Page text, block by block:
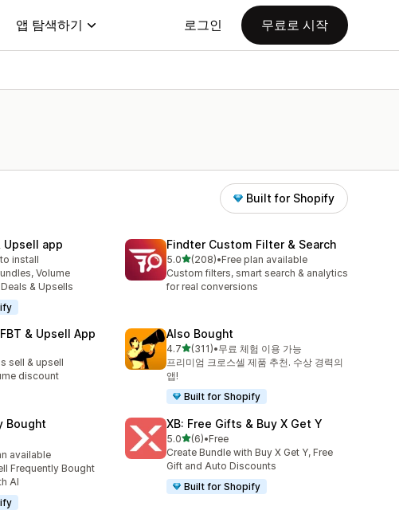
앱 탐색하기 로그인 무료로 시작
Built for Shopify
Upsell app
install
Volume
& Upsells
Findter Custom Filter & Search
5.0별 5개 중
(208)
총 리뷰 208개
•Free plan available
Custom filters, smart search & analytics
for real conversions
& Upsell App
sell & upsell
discount
Also Bought
4.7별 5개 중
(311)
총 리뷰 311개
•무료 체험 이용 가능
프리미엄 크로스셀 제품 추천. 수상 경력의
앱!
Built for Shopify
Bought
available
Frequently Bought
AI
XB: Free Gifts & Buy X Get Y
5.0별 5개 중
(6)
총 리뷰 6개
•Free
Create Bundle with Buy X Get Y, Free
Gift and Auto Discounts
Built for Shopify